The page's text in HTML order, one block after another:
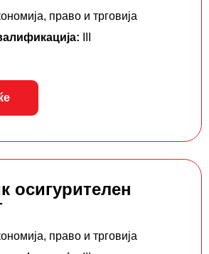
право и трговија
осигурителен
право и трговија